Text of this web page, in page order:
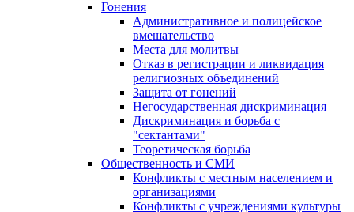
Гонения
Административное и полицейское
вмешательство
Места для молитвы
Отказ в регистрации и ликвидация
религиозных объединений
Защита от гонений
Негосударственная дискриминация
Дискриминация и борьба с
"сектантами"
Теоретическая борьба
Общественность и СМИ
Конфликты с местным населением и
организациями
Конфликты с учреждениями культуры